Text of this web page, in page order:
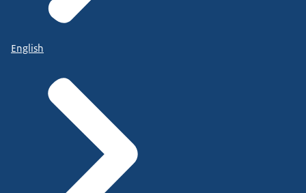
English